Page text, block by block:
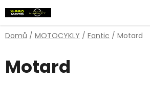
na
obsah
Domů / MOTOCYKLY / Fantic / Motard
Motard